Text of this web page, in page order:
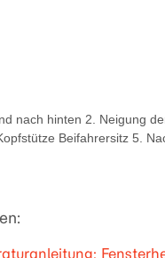
nach hinten 2. Neigung
Beifahrersitz 5.